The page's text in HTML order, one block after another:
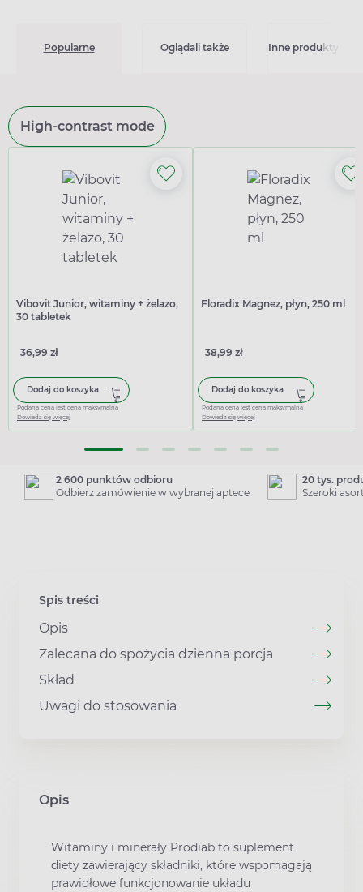
Popularne Oglądali także Inne produkty z
High-contrast mode
Vibovit Junior, witaminy + żelazo,
30 tabletek
36,99 zł
Dodaj do koszyka
Podana cena jest ceną maksymalną
Dowiedz się więcej
Floradix Magnez, płyn, 250 ml
38,99 zł
Dodaj do koszyka
Podana cena jest ceną maksymalną
Dowiedz się więcej
2 600 punktów odbioru
Odbierz zamówienie w wybranej aptece
20 tys.
Szeroki
Spis treści
Opis
Zalecana do spożycia dzienna porcja
Skład
Uwagi do stosowania
Opis
Witaminy i minerały Prodiab to suplement
diety zawierający składniki, które wspomagają
prawidłowe funkcjonowanie układu